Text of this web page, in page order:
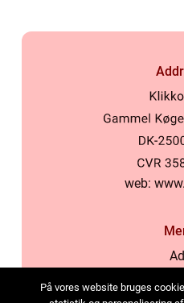
web:
På vores website bruges